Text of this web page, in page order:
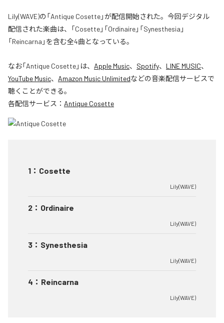
Lily(WAVE)の「Antique Cosette」が配信開始された。今回デジタル
配信された楽曲は、「Cosette」「Ordinaire」「Synesthesia」
「Reincarna」を含む全4曲となっている。
なお「Antique Cosette」は、 Apple Music、 Spotify、 LINE MUSIC、
YouTube Music、 Amazon Music Unlimitedなどの音楽配信サービスで
聴くことができる。
各配信サービス： Antique Cosette
1 ： Cosette
Lily(WAVE)
2 ： Ordinaire
Lily(WAVE)
3 ： Synesthesia
Lily(WAVE)
4 ： Reincarna
Lily(WAVE)